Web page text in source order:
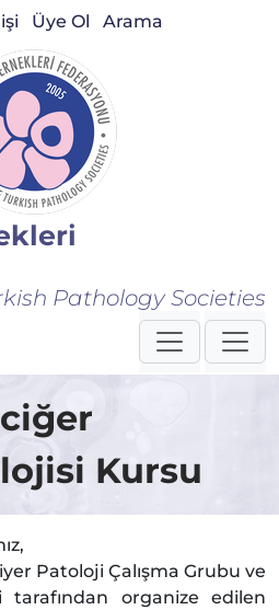
Pathology Societies
Üye Ol Arama
Kursu
Patoloji Çalışma Grubu ve
organize edilen